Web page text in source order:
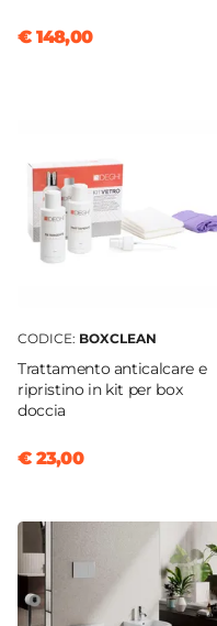
€ 148,00
CODICE: BOXCLEAN
Trattamento anticalcare e
ripristino in kit per box
doccia
€ 23,00